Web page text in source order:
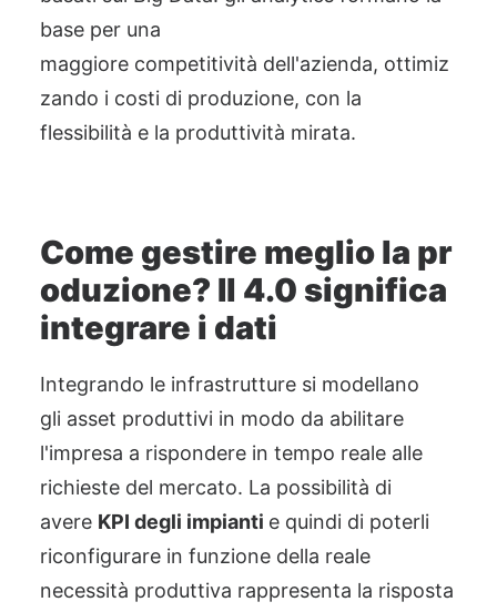
base per una
maggiore competitività dell'azienda, ottimiz
zando i costi di produzione, con la
flessibilità e la produttività mirata.
Come gestire meglio la pr
oduzione? Il 4.0 significa
integrare i dati
Integrando le infrastrutture si modellano
gli asset produttivi in modo da abilitare
l'impresa a rispondere in tempo reale alle
richieste del mercato. La possibilità di
avere KPI degli impianti e quindi di poterli
riconfigurare in funzione della reale
necessità produttiva rappresenta la risposta